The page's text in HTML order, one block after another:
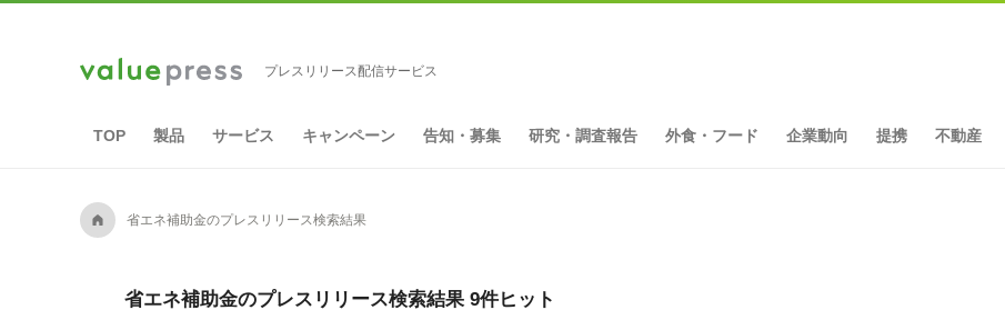
プレスリリース配信サービス
TOP 製品 サービス キャンペーン 告知・募集 研究・調査報告 外食・フード 企業動向 提携 不動産
A 省エネ補助金のプレスリリース検索結果
省エネ補助金のプレスリリース検索結果 9件ヒット